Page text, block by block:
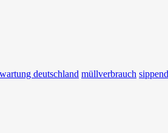
deutschland müllverbrauch